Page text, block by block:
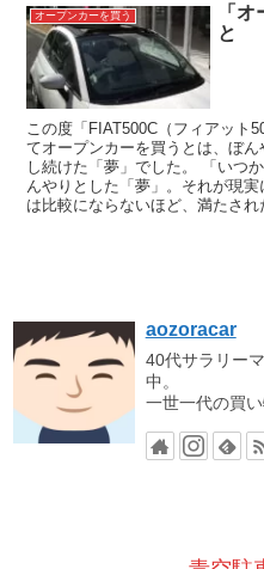
オープンカーを買う
「
と
この度「FIAT500C（フィアット
てオープンカーを買うとは、ぼ
し続けた「夢」でした。 「いつ
んやりとした「夢」。それが現
は比較にならないほど、満たされ
aozoracar
40代サラリー
中。
一世一代の買